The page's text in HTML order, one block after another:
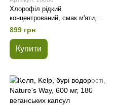
Хлорофіл рідкий
концентрований, смак м'яти,
Nature's Way, Chlorofresh, 59
899 грн
Купити